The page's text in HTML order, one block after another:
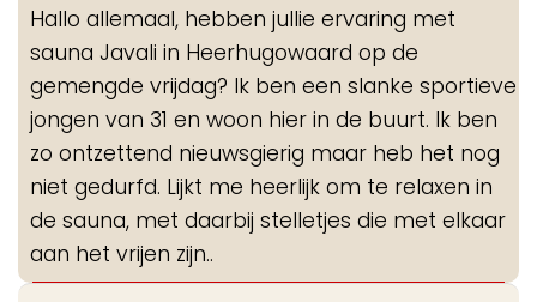
Hallo allemaal, hebben jullie ervaring met
sauna Javali in Heerhugowaard op de
gemengde vrijdag? Ik ben een slanke sportieve
jongen van 31 en woon hier in de buurt. Ik ben
zo ontzettend nieuwsgierig maar heb het nog
niet gedurfd. Lijkt me heerlijk om te relaxen in
de sauna, met daarbij stelletjes die met elkaar
aan het vrijen zijn..